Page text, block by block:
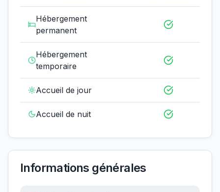
Hébergement
permanent
Hébergement
temporaire
Accueil de jour
Accueil de nuit
Informations générales